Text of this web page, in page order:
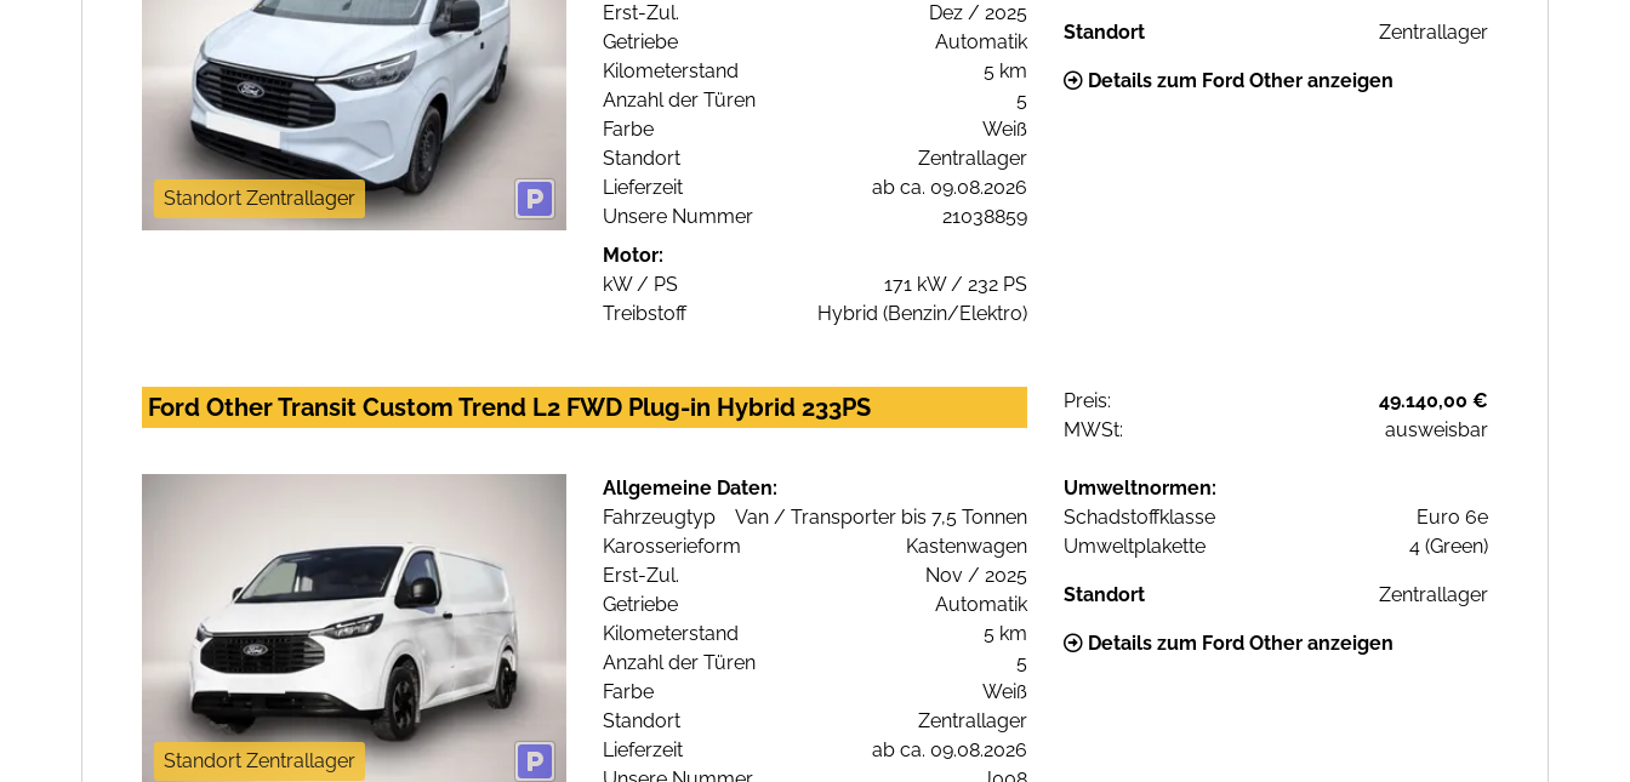
Standort Zentrallager
Erst-Zul.
Dez / 2025
Getriebe
Automatik
Kilometerstand
5 km
Anzahl der Türen
5
Farbe
Weiß
Standort
Zentrallager
Lieferzeit
ab ca. 09.08.2026
Unsere Nummer
21038859
Motor:
kW / PS
171 kW / 232 PS
Treibstoff
Hybrid (Benzin/Elektro)
Standort Zentrallager
Details zum Ford Other anzeigen
Ford Other Transit Custom Trend L2 FWD Plug-in Hybrid 233PS Preis:
49.140,00 €
MWSt:
ausweisbar
Standort Zentrallager
Allgemeine Daten:
Fahrzeugtyp
Van / Transporter bis 7,5 Tonnen
Karosserieform
Kastenwagen
Erst-Zul.
Nov / 2025
Getriebe
Automatik
Kilometerstand
5 km
Anzahl der Türen
5
Farbe
Weiß
Standort
Zentrallager
Lieferzeit
ab ca. 09.08.2026
Umweltnormen:
Schadstoffklasse
Euro 6e
Umweltplakette
4 (Green)
Standort Zentrallager
Details zum Ford Other anzeigen